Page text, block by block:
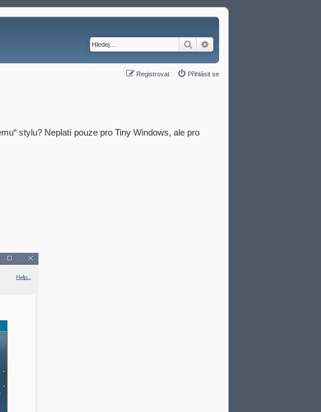
Hledat
Registrovat Přihlásit se
stylu? Neplatí pouze pro Tiny Windows, ale pro